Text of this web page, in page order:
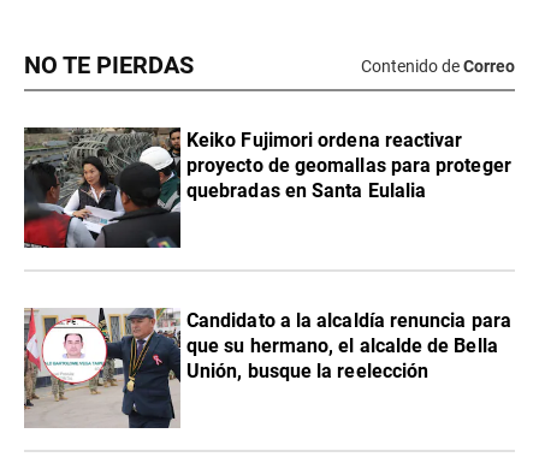
NO TE PIERDAS Contenido deCorreo
Keiko Fujimori ordena reactivar
proyecto de geomallas para proteger
quebradas en Santa Eulalia
Candidato a la alcaldía renuncia para
que su hermano, el alcalde de Bella
Unión, busque la reelección